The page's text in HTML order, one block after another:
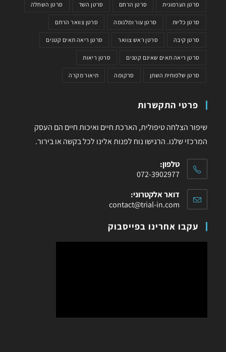
סרטן הערמונית סרטן הרחם סרטן השד סרטן השחלה
סרטן כליות סרטן עור ומלנומה סרטן צוואר הרחם
סרטן קיבה סרטן ראש צוואר סרטן ריאה תאים קטנים
סרטן ריאה תאים שאינם קטנים סרטן ריאות
סרטן שלפוחית השתן סרקומה תיאור מקרה
פרטי התקשרות
שיפור הצלחה טיפולית, הארכת חיים ואיכות חיים הם העסק
המרכזי שלנו. הרגישו נוח לפנות אלינו לכל בקשה או בירור.
טלפון:
072-3902977
דואר אלקטרוני:
contact@trial-in.com
עקבו אחרינו בפייסבוק